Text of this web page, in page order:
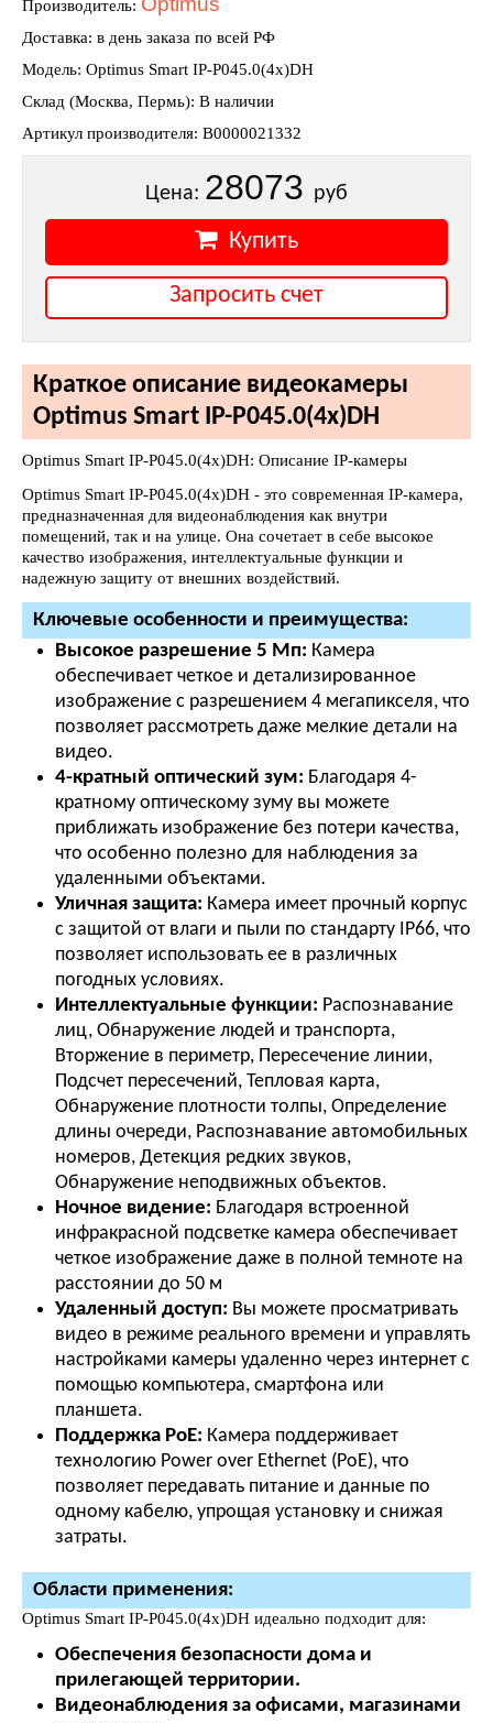
Производитель:
Доставка: в день заказа по всей РФ
Модель: Optimus Smart IP-P045.0(4x)DH
Склад (Москва, Пермь): В наличии
Артикул производителя: В0000021332
Цена: 28073 руб
Купить
Запросить счет
Краткое описание видеокамеры
Optimus Smart IP-P045.0(4x)DH
Optimus Smart IP-P045.0(4x)DH: Описание IP-камеры
Optimus Smart IP-P045.0(4x)DH - это современная IP-камера,
предназначенная для видеонаблюдения как внутри
помещений, так и на улице. Она сочетает в себе высокое
качество изображения, интеллектуальные функции и
надежную защиту от внешних воздействий.
Ключевые особенности и преимущества:
Высокое разрешение 5 Мп: Камера
обеспечивает четкое и детализированное
изображение с разрешением 4 мегапикселя, что
позволяет рассмотреть даже мелкие детали на
видео.
4-кратный оптический зум: Благодаря 4-
кратному оптическому зуму вы можете
приближать изображение без потери качества,
что особенно полезно для наблюдения за
удаленными объектами.
Уличная защита: Камера имеет прочный корпус
с защитой от влаги и пыли по стандарту IP66, что
позволяет использовать ее в различных
погодных условиях.
Интеллектуальные функции: Распознавание
лиц, Обнаружение людей и транспорта,
Вторжение в периметр, Пересечение линии,
Подсчет пересечений, Тепловая карта,
Обнаружение плотности толпы, Определение
длины очереди, Распознавание автомобильных
номеров, Детекция редких звуков,
Обнаружение неподвижных объектов.
Ночное видение: Благодаря встроенной
инфракрасной подсветке камера обеспечивает
четкое изображение даже в полной темноте на
расстоянии до 50 м
Удаленный доступ: Вы можете просматривать
видео в режиме реального времени и управлять
настройками камеры удаленно через интернет с
помощью компьютера, смартфона или
планшета.
Поддержка PoE: Камера поддерживает
технологию Power over Ethernet (PoE), что
позволяет передавать питание и данные по
одному кабелю, упрощая установку и снижая
затраты.
Области применения:
Optimus Smart IP-P045.0(4x)DH идеально подходит для:
Обеспечения безопасности дома и
прилегающей территории.
Видеонаблюдения за офисами, магазинами